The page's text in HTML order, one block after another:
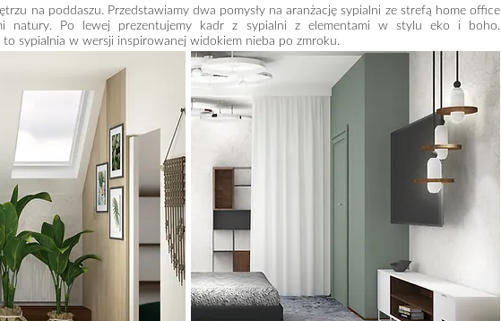
na poddaszu. Przedstawiamy dwa pomysły na aranżację sypialni ze strefą home office
natury. Po lewej prezentujemy kadr z sypialni z elementami w stylu eko i boho.
sypialnia w wersji inspirowanej widokiem nieba po zmroku.